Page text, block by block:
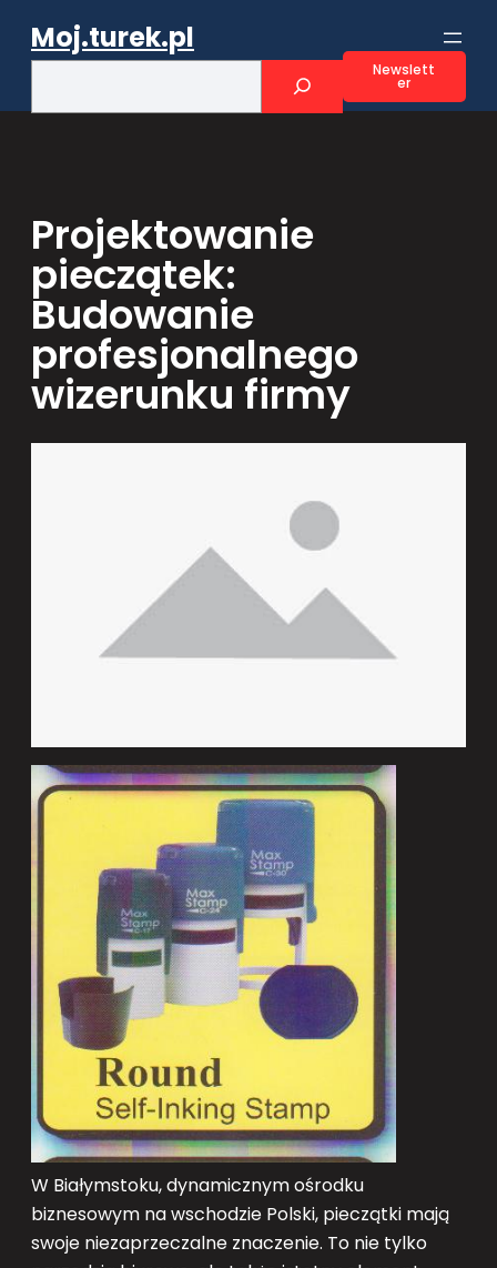
Moj.turek.pl
h
Newslett
er
Projektowanie
pieczątek:
Budowanie
profesjonalnego
wizerunku firmy
W Białymstoku, dynamicznym ośrodku
biznesowym na wschodzie Polski, pieczątki mają
swoje niezaprzeczalne znaczenie. To nie tylko